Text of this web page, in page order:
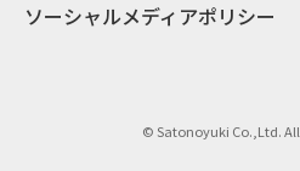
ソーシャルメディアポリシー
© Satonoyuki Co.,Ltd. All